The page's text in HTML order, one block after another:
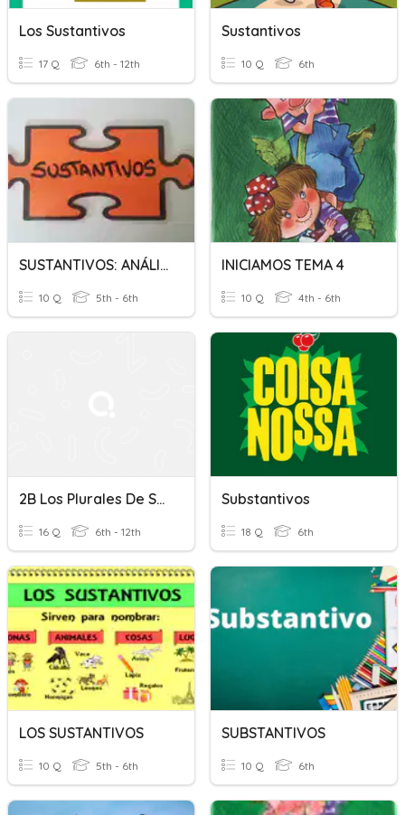
Los Sustantivos
17 Q 6th - 12th
Sustantivos
10 Q 6th
SUSTANTIVOS: ANÁLISIS
10 Q 5th - 6th
INICIAMOS TEMA 4
10 Q 4th - 6th
2B Los Plurales De Sustantivos
16 Q 6th - 12th
Substantivos
18 Q 6th
LOS SUSTANTIVOS
10 Q 5th - 6th
SUBSTANTIVOS
10 Q 6th